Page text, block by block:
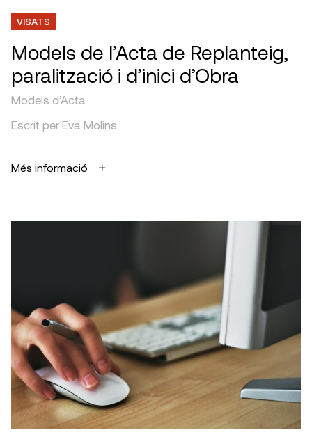
VISATS
Models de l’Acta de Replanteig,
paralització i d’inici d’Obra
Models d’Acta
Escrit per Eva Molins
Més informació